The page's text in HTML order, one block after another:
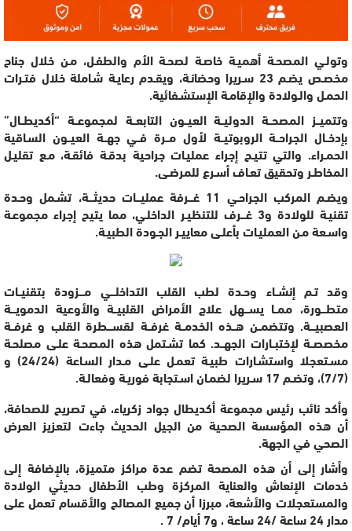
وتولـي المصحـة أهميـة خاصـة لصحـة الأم والطفـل، مـن خلال جناح
مخصـص يضـم 23 سـريرا وحضانـة، ويقـدم رعايـة شـاملة خلال فتـرات
الحمـل والـولادة والإقامـة الإستشـفائية.
وتتميــز المصحــة الدوليــة العيــون التابعــة لمجموعــة “أكديطــال”
بإدخــال الجراحــة الروبوتيــة لأول مــرة فــي جهــة العيــون السـاقية
الحمـراء. والتي تتيـح إجراء عمليـات جراحية بدقـة فائقـة، مـع تقليـل
المخاطـر وتحقيق تعـاف أسـرع للمرضـى.
ويضـم المركب الجراحـي 11 غـــرفة عمليـــات حديثـــة، تشـمل وحـدة
تقنيـة للولادة و3 غـــرف للتنظيـر الداخلـي، مما يتيح إجراء مجموعـة
واسـعة مـن العمليـات بأعلـى معاييـر الجـودة الطبيـة.
وقد تـم إنشــاء وحـدة لطب القلب التداخلـــي مـــزودة بتقنيــات
متطـــورة، ممــا يســـهل علاج الأمراض القلبيــة والأوعية الدمويـــة
العصبيـــة. وتتضمــن هــذه الخدمــة غرفــة لقســـطرة القلب و غرفــة
مخصصــة لإختبــارات الجهــد. كما تشـتمل هذه المصحـة علـى مصلحـة
مسـتعجلا واستشـارات طبيـة تعمـل علـى مـدار السـاعة (24/24) و
(7/7)، وتضـم 17 سـريرا لضمـان اسـتجابة فوريـة وفعالـة.
وأكد نائب رئيس مجموعة أكديطال جواد زكرياء، في تصريح للصحافة،
أن هذه المؤسسة الصحية من الجيل الحديث جاءت لتعزيز العرض
الصحي في الجهة.
وأشار إلى أن هذه المصحة تضم عدة مراكز متميزة، بالإضافة إلى
خدمات الإنعاش والعناية المركزة وطب الأطفال حديثي الولادة
والمستعجلات والأشعة، مبرزا أن جميع المصالح والأقسام تعمل على
مدار 24 ساعة /24 ساعة ، و7 أيام/ 7 .